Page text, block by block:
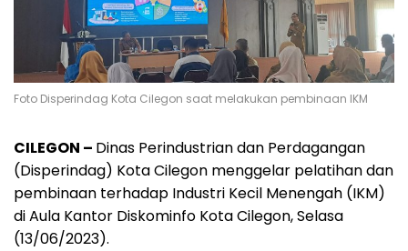
Foto Disperindag Kota Cilegon saat melakukan pembinaan IKM
CILEGON – Dinas Perindustrian dan Perdagangan
(Disperindag) Kota Cilegon menggelar pelatihan dan
pembinaan terhadap Industri Kecil Menengah (IKM)
di Aula Kantor Diskominfo Kota Cilegon, Selasa
(13/06/2023).